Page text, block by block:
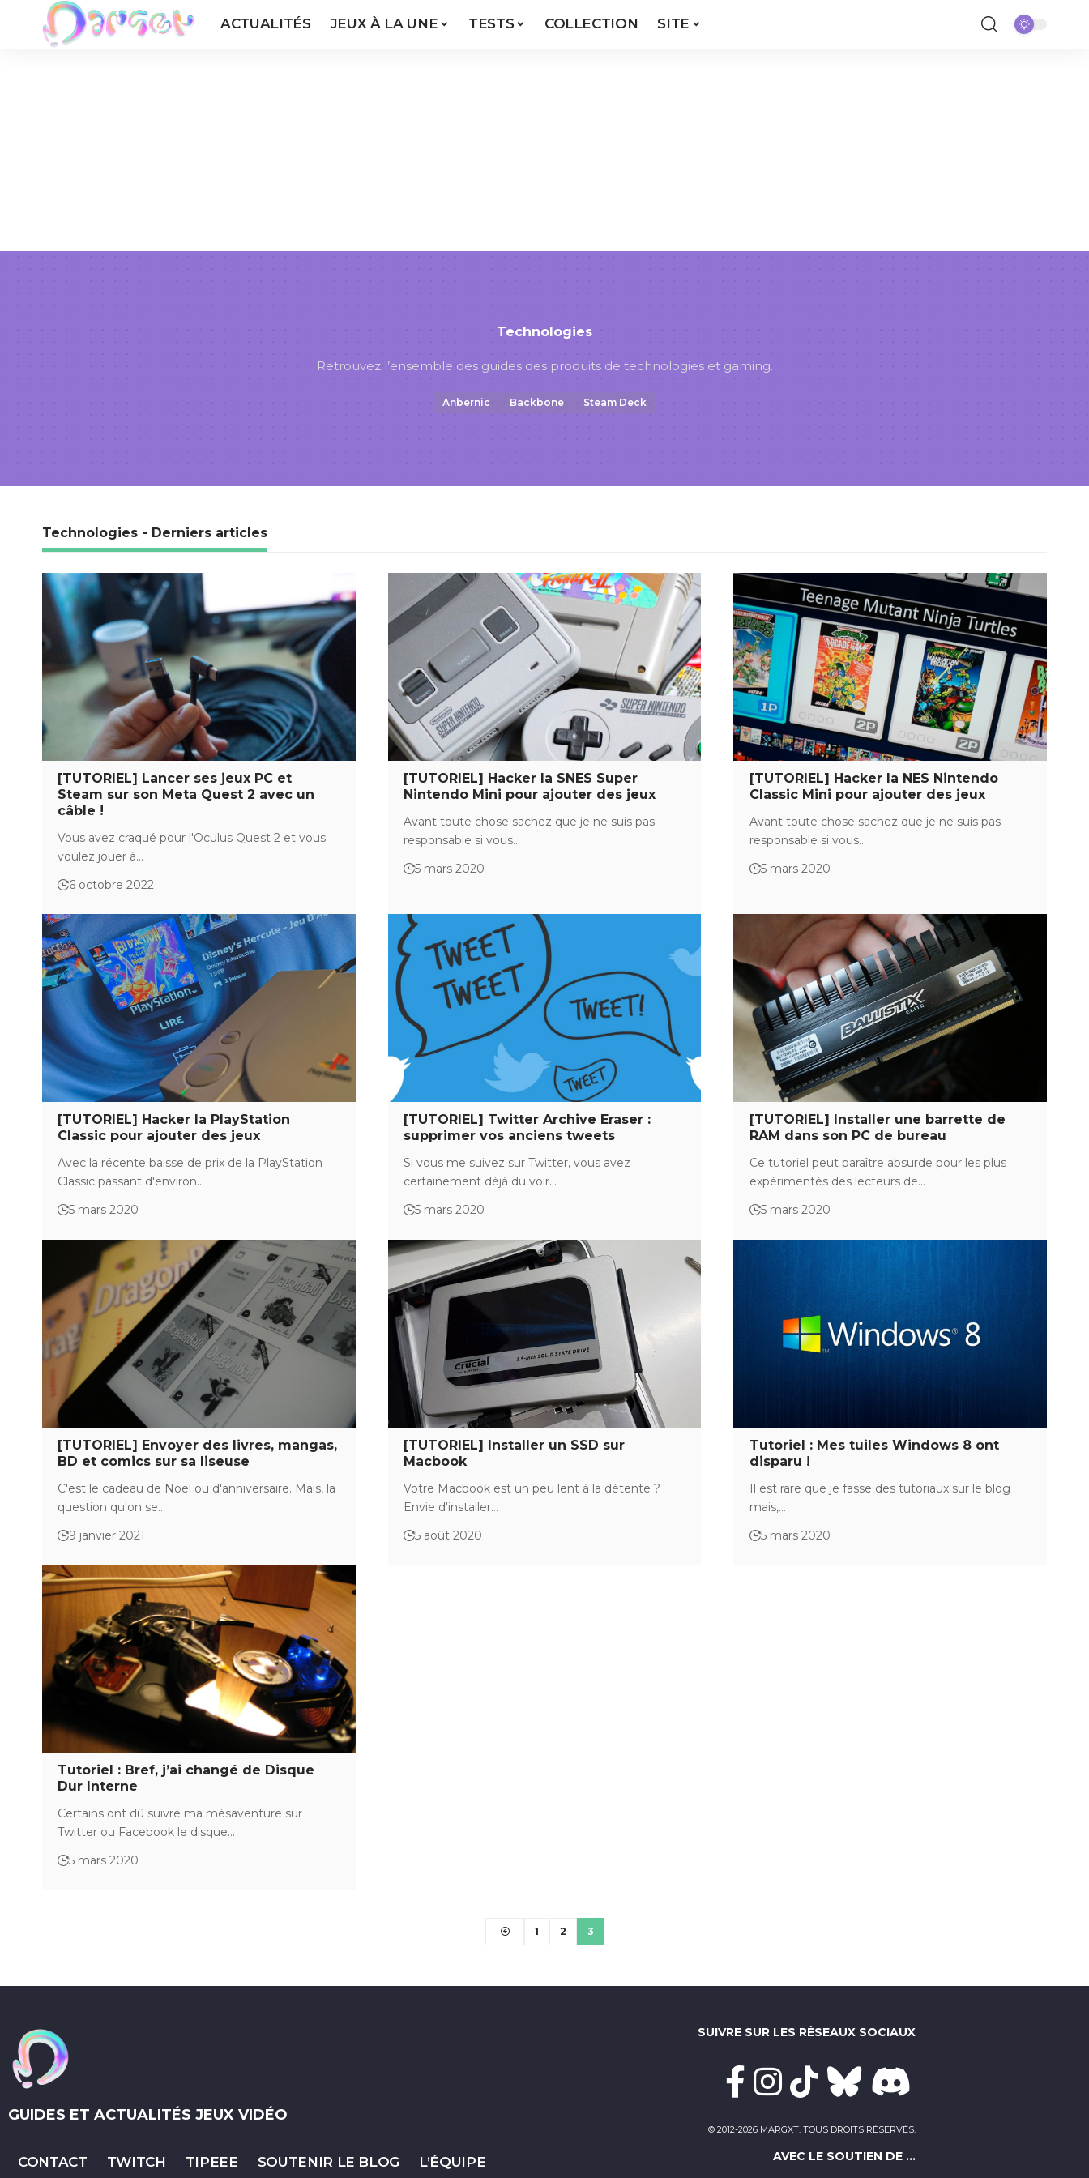
ACTUALITÉS JEUX À LA UNE TESTS COLLECTION SITE
Technologies
Retrouvez l’ensemble des guides des produits de technologies et gaming.
Anbernic Backbone Steam Deck
Technologies - Derniers articles
[TUTORIEL] Lancer ses jeux PC et
Steam sur son Meta Quest 2 avec un
câble !
Vous avez craqué pour l'Oculus Quest 2 et vous
voulez jouer à…
6 octobre 2022
[TUTORIEL] Hacker la SNES Super
Nintendo Mini pour ajouter des jeux
Avant toute chose sachez que je ne suis pas
responsable si vous…
5 mars 2020
[TUTORIEL] Hacker la NES Nintendo
Classic Mini pour ajouter des jeux
Avant toute chose sachez que je ne suis pas
responsable si vous…
5 mars 2020
[TUTORIEL] Hacker la PlayStation
Classic pour ajouter des jeux
Avec la récente baisse de prix de la PlayStation
Classic passant d'environ…
5 mars 2020
[TUTORIEL] Twitter Archive Eraser :
supprimer vos anciens tweets
Si vous me suivez sur Twitter, vous avez
certainement déjà du voir…
5 mars 2020
[TUTORIEL] Installer une barrette de
RAM dans son PC de bureau
Ce tutoriel peut paraître absurde pour les plus
expérimentés des lecteurs de…
5 mars 2020
[TUTORIEL] Envoyer des livres, mangas,
BD et comics sur sa liseuse
C'est le cadeau de Noël ou d'anniversaire. Mais, la
question qu'on se…
9 janvier 2021
[TUTORIEL] Installer un SSD sur
Macbook
Votre Macbook est un peu lent à la détente ?
Envie d'installer…
5 août 2020
Tutoriel : Mes tuiles Windows 8 ont
disparu !
Il est rare que je fasse des tutoriaux sur le blog
mais,…
5 mars 2020
Tutoriel : Bref, j’ai changé de Disque
Dur Interne
Certains ont dû suivre ma mésaventure sur
Twitter ou Facebook le disque…
5 mars 2020
1 2 3
GUIDES ET ACTUALITÉS JEUX VIDÉO
CONTACT TWITCH TIPEEE SOUTENIR LE BLOG L’ÉQUIPE
SUIVRE SUR LES RÉSEAUX SOCIAUX
© 2012-2026 MARGXT. TOUS DROITS RÉSERVÉS.
AVEC LE SOUTIEN DE ...